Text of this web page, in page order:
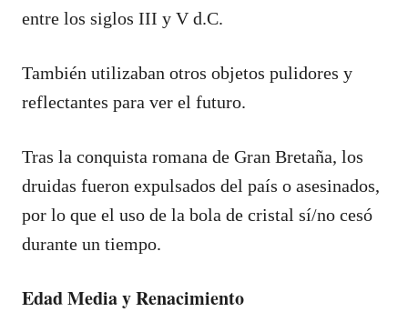
entre los siglos III y V d.C.
También utilizaban otros objetos pulidores y
reflectantes para ver el futuro.
Tras la conquista romana de Gran Bretaña, los
druidas fueron expulsados del país o asesinados,
por lo que el uso de la bola de cristal sí/no cesó
durante un tiempo.
Edad Media y Renacimiento